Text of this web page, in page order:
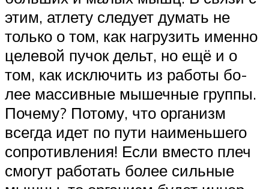
этим, атлету следует думать не
только о том, как наг­ру­зить имен­но
целевой пучок дельт, но ещё и о
том, как исключить из работы бо­
лее мас­сив­ные мы­шеч­ные груп­пы.
Почему? Потому, что организм
всегда идет по пу­ти наи­мень­ше­го
соп­ро­тив­ле­ния! Если вместо плеч
смогут работать более силь­ные